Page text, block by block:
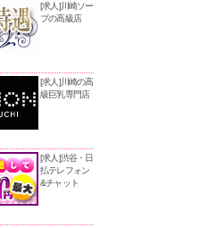
[求人]川崎ソー
プの高級店
[求人]川崎の高
級巨乳専門店
[求人]渋谷・日
払テレフォン
&チャット